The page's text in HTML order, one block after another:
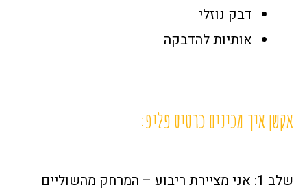
דבק נוזלי
אותיות להדבקה
אקשן איך מכינים כרטיס פליפ:
שלב 1: אני מציירת ריבוע – המרחק מהשוליים